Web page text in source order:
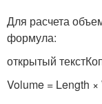
Для расчета
формула:
открытый
Volume = Length